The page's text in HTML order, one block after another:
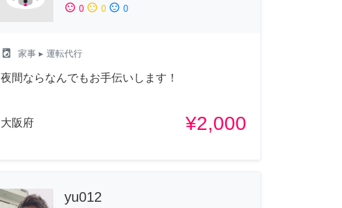
sentiment_satisfied 0 sentiment_neutral 0 sentiment_dissatisfied 0
local_laundry_service 家事▸ 運転代行
夜間ならなんでもお手伝いします！
大阪府 ¥2,000
yu012